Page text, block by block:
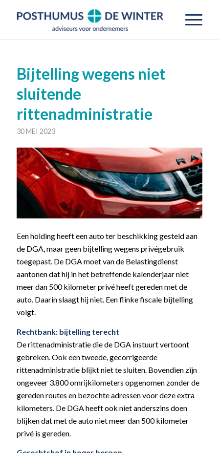
Bijtelling wegens niet
sluitende
rittenadministratie
30 MEI 2023
Een holding heeft een auto ter beschikking gesteld aan
de DGA, maar geen bijtelling wegens privégebruik
toegepast. De DGA moet van de Belastingdienst
aantonen dat hij in het betreffende kalenderjaar niet
meer dan 500 kilometer privé heeft gereden met de
auto. Daarin slaagt hij niet. Een flinke fiscale bijtelling
volgt.
Rechtbank: bijtelling terecht
De rittenadministratie die de DGA instuurt vertoont
gebreken. Ook een tweede, gecorrigeerde
rittenadministratie blijkt niet te sluiten. Bovendien zijn
ongeveer 3.800 omrijkilometers opgenomen zonder de
gereden routes en bezochte adressen voor deze extra
kilometers. De DGA heeft ook niet anderszins doen
blijken dat met de auto niet meer dan 500 kilometer
privé is gereden.